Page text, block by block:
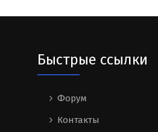
Быстрые ссылки
Форум
Контакты